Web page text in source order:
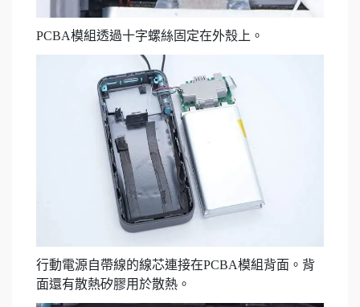
PCBA模組透過十字螺絲固定在外殼上。
行動電源自帶線的線芯連接在PCBA模組背面。背
面還有散熱矽膠用於散熱。